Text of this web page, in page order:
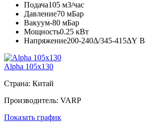
Подача105 м3/час
Давление70 мБар
Вакуум-80 мБар
Мощность0.25 кВт
Напряжение200-240Δ/345-415ΔY В
Alpha 105x130
Страна: Китай
Производитель: VARP
Показать график